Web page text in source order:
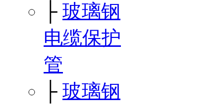
├ 玻璃钢
电缆保护
管
├ 玻璃钢